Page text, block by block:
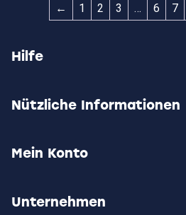
← 1 2 3 … 6 7
Hilfe
Nützliche Informationen
Mein Konto
Unternehmen